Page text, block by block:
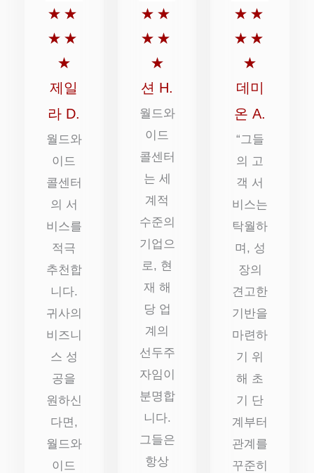
★ ★
★ ★
★
5
점
만
점
에
5
점
제일
라 D.
월드와
이드
콜센터
의 서
비스를
적극
추천합
니다.
귀사의
비즈니
스 성
공을
원하신
다면,
월드와
이드
★ ★
★ ★
★
5
점
만
점
에
5
점
션 H.
월드와
이드
콜센터
는 세
계적
수준의
기업으
로, 현
재 해
당 업
계의
선두주
자임이
분명합
니다.
그들은
항상
★ ★
★ ★
★
5
점
점
에
5
점
데미
온 A.
“그들
의 고
객 서
비스는
탁월하
며, 성
장의
견고한
기반을
마련하
기 위
해 초
기 단
계부터
관계를
꾸준히